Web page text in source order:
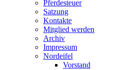
Pferdesteuer
Satzung
Kontakte
Mitglied werden
Archiv
Impressum
Nordeifel
Vorstand